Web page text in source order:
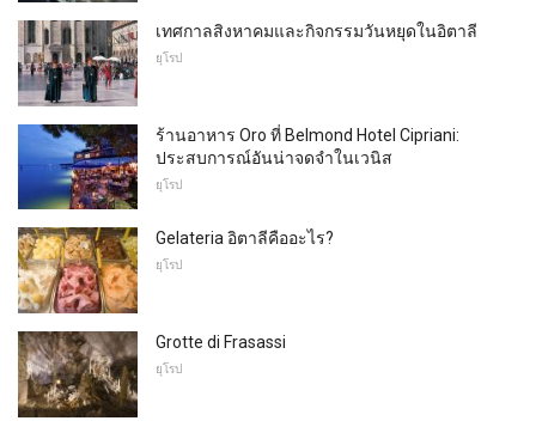
เทศกาลสิงหาคมและกิจกรรมวันหยุดในอิตาลี
ยุโรป
ร้านอาหาร Oro ที่ Belmond Hotel Cipriani:
ประสบการณ์อันน่าจดจำในเวนิส
ยุโรป
Gelateria อิตาลีคืออะไร?
ยุโรป
Grotte di Frasassi
ยุโรป